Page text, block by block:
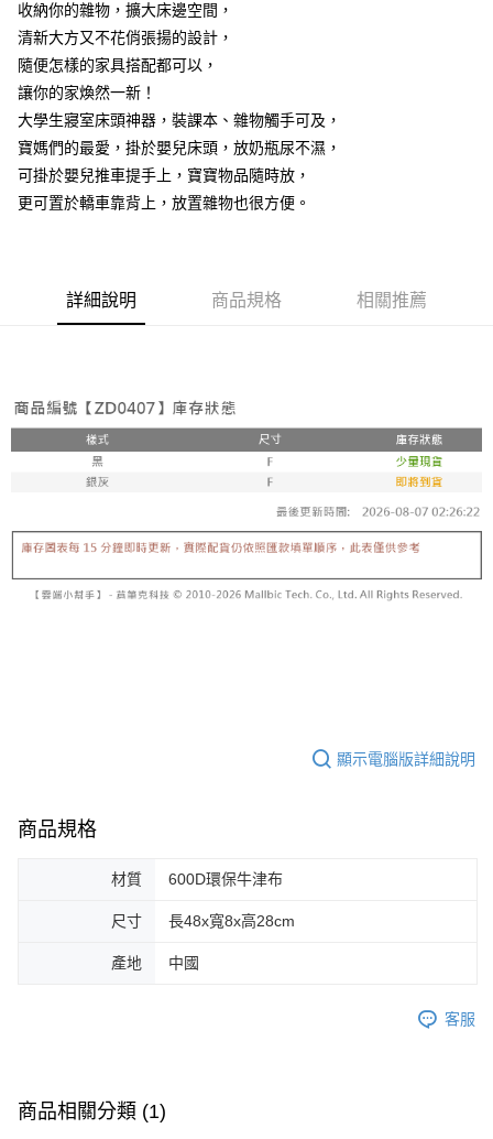
３．未成年的使用者請事先徵得法定代理人或監護人之同意方可使用
「AFTEE先享後付」，若未經同意申辦者引起之損失，本公司不負相關責
任。
４．使用「AFTEE先享後付」時，將依據個別帳號之用戶狀況，依本公司即
時審查核予不同之上限額度；若仍有額度不足之情形，本公司將視審查結果
請求用戶進行身份認證。
恩沛科技股份有限公司將有權停止該用戶之使用額度並採取法律行動。
收納你的雜物，擴大床邊空間，
清新大方又不花俏張揚的設計，
隨便怎樣的家具搭配都可以，
讓你的家煥然一新！
大學生寢室床頭神器，裝課本、雜物觸手可及，
寶媽們的最愛，掛於嬰兒床頭，放奶瓶尿不濕，
可掛於嬰兒推車提手上，寶寶物品隨時放，
更可置於轎車靠背上，放置雜物也很方便。
詳細說明 商品規格 相關推薦
顯示電腦版詳細說明
商品規格
材質 600D環保牛津布
尺寸 長48x寬8x高28cm
產地 中國
客服
商品相關分類 (1)